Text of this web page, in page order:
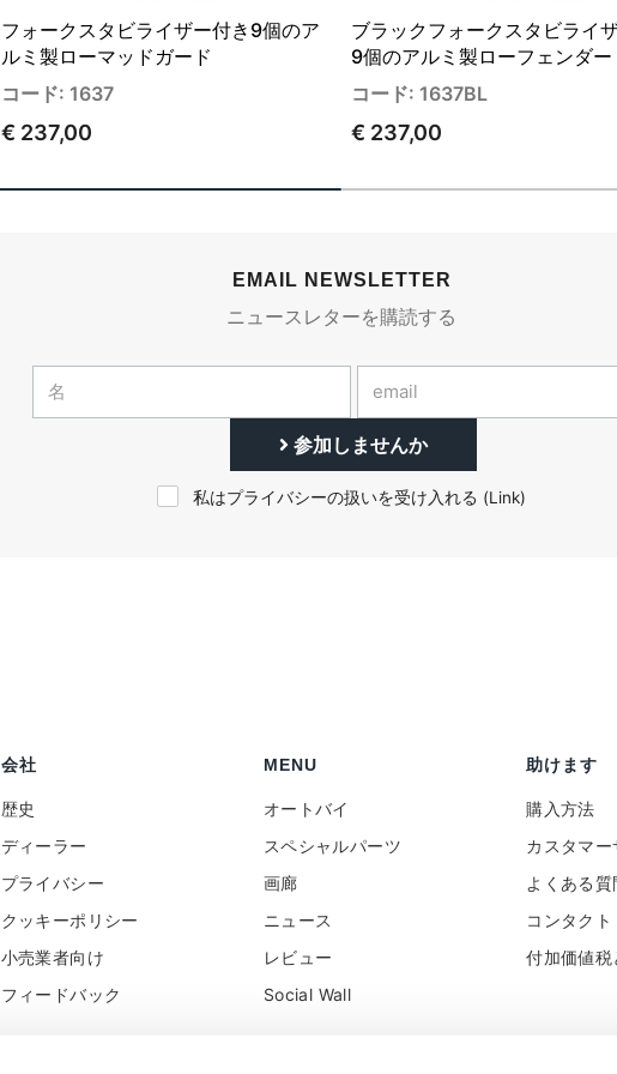
フォークスタビライザー付き9個のア
ルミ製ローマッドガード
コード: 1637
€ 237,00
ブラックフォークスタビライ
9個のアルミ製ローフェンダー
コード: 1637BL
€ 237,00
EMAIL NEWSLETTER
ニュースレターを購読する
参加しませんか
私はプライバシーの扱いを受け入れる (Link)
会社
歴史
ディーラー
プライバシー
クッキーポリシー
小売業者向け
フィードバック
MENU
オートバイ
スペシャルパーツ
画廊
ニュース
レビュー
Social Wall
助けます
購入方法
カスタマー
よくある質
コンタクト
付加価値